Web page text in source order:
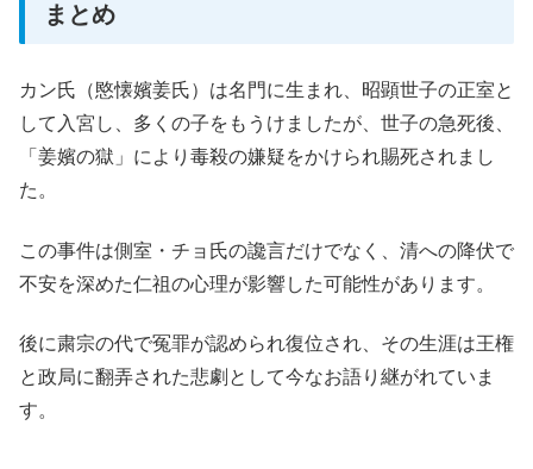
まとめ
カン氏（愍懐嬪姜氏）は名門に生まれ、昭顕世子の正室と
して入宮し、多くの子をもうけましたが、世子の急死後、
「姜嬪の獄」により毒殺の嫌疑をかけられ賜死されまし
た。
この事件は側室・チョ氏の讒言だけでなく、清への降伏で
不安を深めた仁祖の心理が影響した可能性があります。
後に粛宗の代で冤罪が認められ復位され、その生涯は王権
と政局に翻弄された悲劇として今なお語り継がれていま
す。